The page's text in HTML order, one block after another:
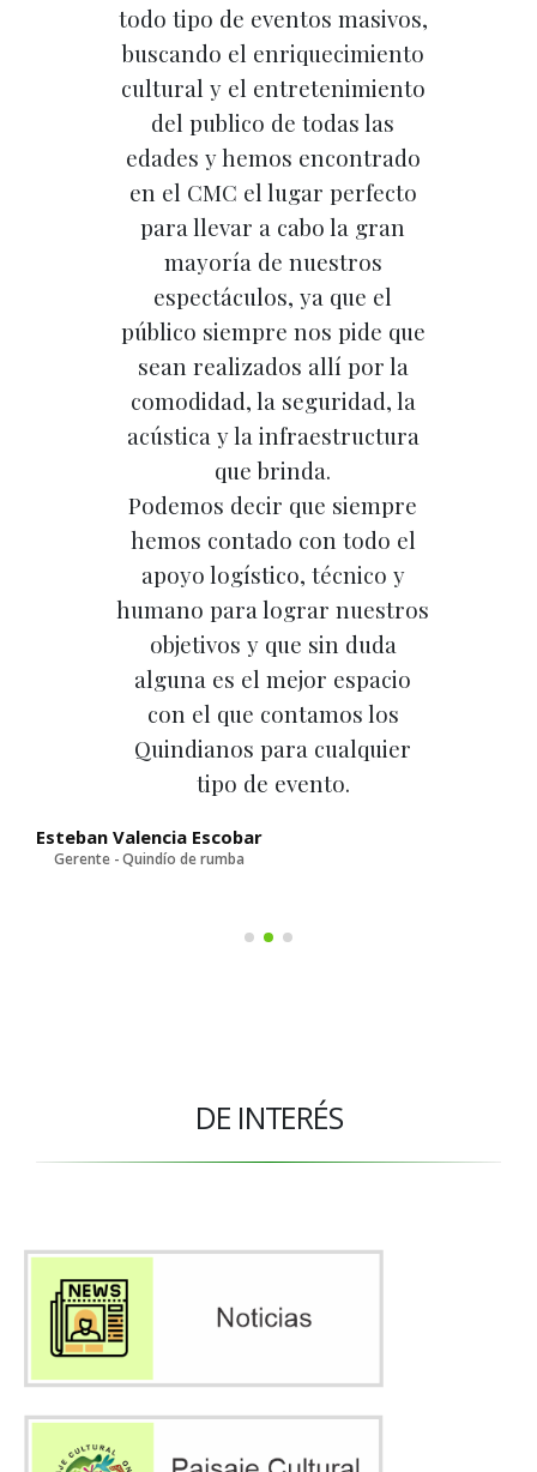
todo tipo de eventos masivos,
buscando el enriquecimiento
cultural y el entretenimiento
del publico de todas las
edades y hemos encontrado
en el CMC el lugar perfecto
para llevar a cabo la gran
mayoría de nuestros
espectáculos, ya que el
público siempre nos pide que
sean realizados allí por la
comodidad, la seguridad, la
acústica y la infraestructura
que brinda.
Podemos decir que siempre
hemos contado con todo el
apoyo logístico, técnico y
humano para lograr nuestros
objetivos y que sin duda
alguna es el mejor espacio
con el que contamos los
Quindianos para cualquier
tipo de evento.
Esteban Valencia Escobar
Gerente - Quindío de rumba
DE INTERÉS